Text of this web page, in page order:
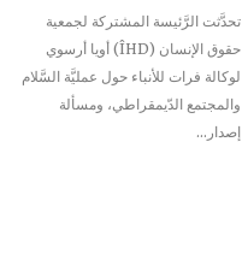
تحدَّثت الرَّئيسة المشتركة لجمعية
حقوق الإنسان (ÎHD) أويا أرسوي
لوكالة فرات للأنباء حول عمليَّة السَّلام
والمجتمع الدّيمقراطي، ومسألة
إصدار…